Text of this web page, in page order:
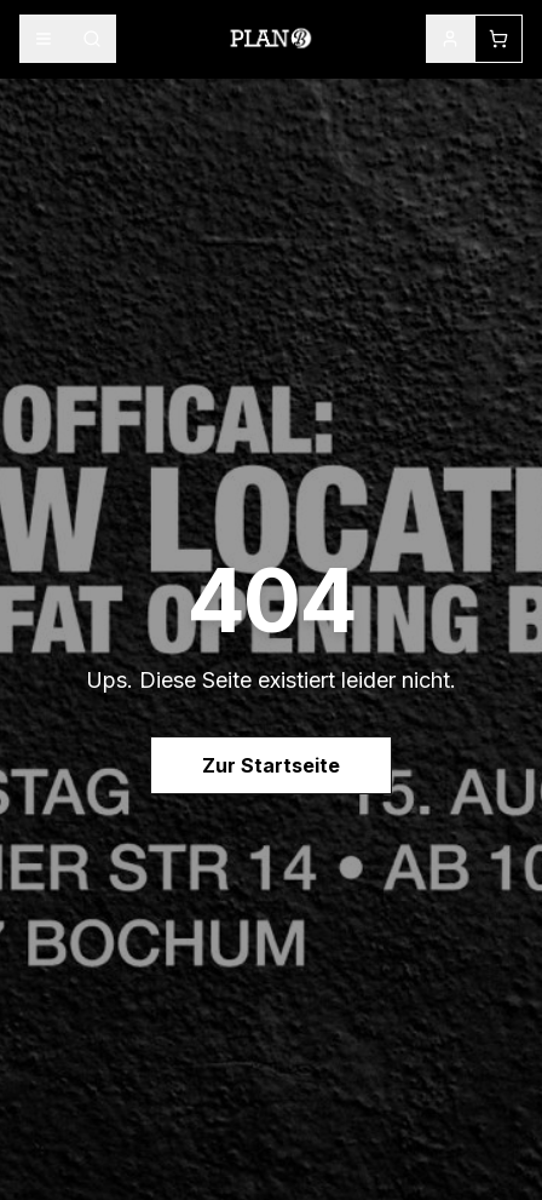
404
Ups. Diese Seite existiert leider nicht.
Zur Startseite